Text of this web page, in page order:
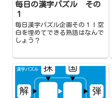
毎日の漢字パズル その
１
毎日漢字パズル企画その１！空
白を埋めてできる熟語はなんで
しょう？
漢字パズル